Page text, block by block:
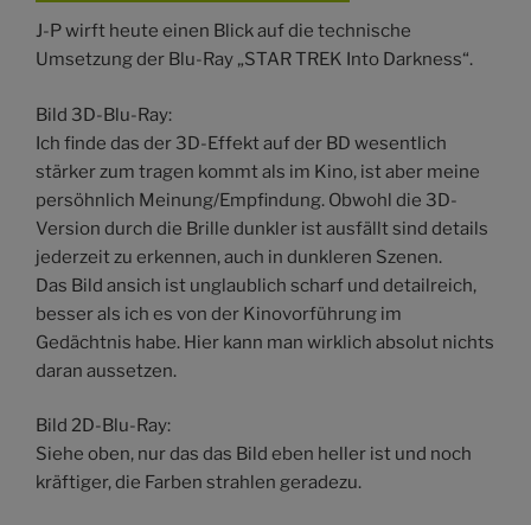
J-P wirft heute einen Blick auf die technische
Umsetzung der Blu-Ray „STAR TREK Into Darkness“.
Bild 3D-Blu-Ray:
Ich finde das der 3D-Effekt auf der BD wesentlich
stärker zum tragen kommt als im Kino, ist aber meine
persöhnlich Meinung/Empfindung. Obwohl die 3D-
Version durch die Brille dunkler ist ausfällt sind details
jederzeit zu erkennen, auch in dunkleren Szenen.
Das Bild ansich ist unglaublich scharf und detailreich,
besser als ich es von der Kinovorführung im
Gedächtnis habe. Hier kann man wirklich absolut nichts
daran aussetzen.
Bild 2D-Blu-Ray:
Siehe oben, nur das das Bild eben heller ist und noch
kräftiger, die Farben strahlen geradezu.